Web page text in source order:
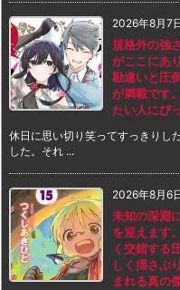
2026年8月7
規格外の強
がここにあ
勘違いと圧
が満載です
たい人にぴ
休日に思い切り笑ってすっきりし
した。それ ...
2026年8月6
未知の深淵
を迎えます
く交錯する
しく揺さぶ
まれる真の